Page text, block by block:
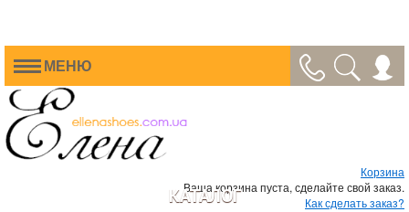
МЕНЮ
Корзина
Ваша корзина пуста, сделайте свой заказ.
Как сделать заказ?
КАТАЛОГ